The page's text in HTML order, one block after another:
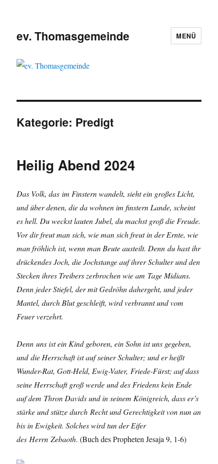
ev. Thomasgemeinde MENÜ
Kategorie: Predigt
Heilig Abend 2024
Das Volk, das im Finstern wandelt, sieht ein großes Licht,
und über denen, die da wohnen im finstern Lande, scheint
es hell. Du weckst lauten Jubel, du machst groß die Freude.
Vor dir freut man sich, wie man sich freut in der Ernte, wie
man fröhlich ist, wenn man Beute austeilt. Denn du hast ihr
drückendes Joch, die Jochstange auf ihrer Schulter und den
Stecken ihres Treibers zerbrochen wie am Tage Midians.
Denn jeder Stiefel, der mit Gedröhn dahergeht, und jeder
Mantel, durch Blut geschleift, wird verbrannt und vom
Feuer verzehrt.
Denn uns ist ein Kind geboren, ein Sohn ist uns gegeben,
und die Herrschaft ist auf seiner Schulter; und er heißt
Wunder-Rat, Gott-Held, Ewig-Vater, Friede-Fürst; auf dass
seine Herrschaft groß werde und des Friedens kein Ende
auf dem Thron Davids und in seinem Königreich, dass er’s
stärke und stütze durch Recht und Gerechtigkeit von nun an
bis in Ewigkeit. Solches wird tun der Eifer
des Herrn Zebaoth. (Buch des Propheten Jesaja 9, 1-6)